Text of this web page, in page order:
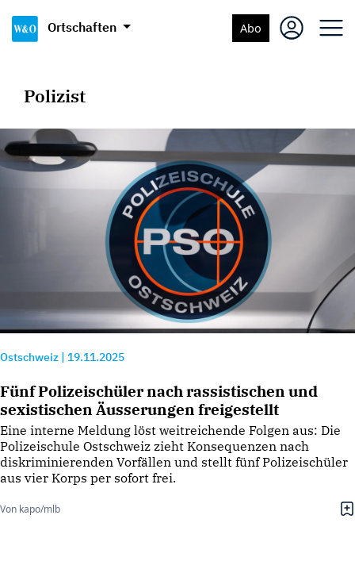
Ortschaften Abo
Polizist
Ostschweiz 19.11.2025
Fünf Polizeischüler nach rassistischen und
sexistischen Äusserungen freigestellt
Eine interne Meldung löst weitreichende Folgen aus: Die
Polizeischule Ostschweiz zieht Konsequenzen nach
diskriminierenden Vorfällen und stellt fünf Polizeischüler
aus vier Korps per sofort frei.
Von kapo/mlb